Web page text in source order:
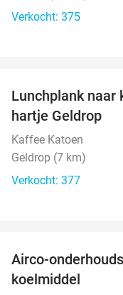
Verkocht: 375
Lunchplank naar
hartje Geldrop
Kaffee Katoen
Geldrop (7 km)
Verkocht: 377
Airco-
koelmiddel